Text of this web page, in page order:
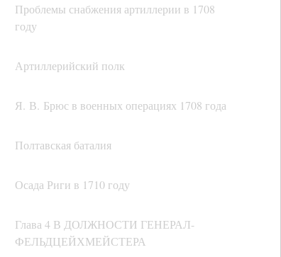
Проблемы снабжения артиллерии в 1708
году
Артиллерийский полк
Я. В. Брюс в военных операциях 1708 года
Полтавская баталия
Осада Риги в 1710 году
Глава 4 В ДОЛЖНОСТИ ГЕНЕРАЛ-
ФЕЛЬДЦЕЙХМЕЙСТЕРА